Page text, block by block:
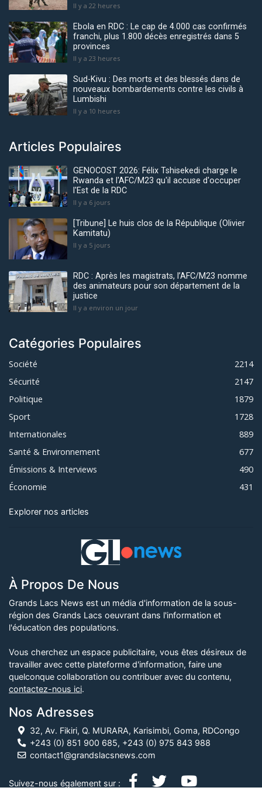
Il y a 22 heures
Ebola en RDC : Le cap de 4.000 cas confirmés
franchi, plus 1.800 décès enregistrés dans 5
provinces
Il y a 23 heures
Sud-Kivu : Des morts et des blessés dans de
nouveaux bombardements contre les civils à
Lumbishi
Il y a 10 heures
Articles Populaires
GENOCOST 2026: Félix Tshisekedi charge le
Rwanda et l'AFC/M23 qu'il accuse d'occuper
l'Est de la RDC
Il y a 6 jours
[Tribune] Le huis clos de la République (Olivier
Kamitatu)
Il y a 5 jours
RDC : Après les magistrats, l’AFC/M23 nomme
des animateurs pour son département de la
justice
Il y a environ un jour
Catégories Populaires
Société
2214
Sécurité
2147
Politique
1879
Sport
1728
Internationales
889
Santé & Environnement
677
Émissions & Interviews
490
Économie
431
Explorer nos articles
À Propos De Nous
Grands Lacs News est un média d'information de la sous-
région des Grands Lacs oeuvrant dans l'information et
l'éducation des populations.
Vous cherchez un espace publicitaire, vous êtes désireux de
travailler avec cette plateforme d'information, faire une
quelconque collaboration ou contribuer avec du contenu,
contactez-nous ici.
Nos Adresses
32, Av. Fikiri, Q. MURARA, Karisimbi, Goma, RDCongo
+243 (0) 851 900 685, +243 (0) 975 843 988
contact1@grandslacsnews.com
Suivez-nous également sur :